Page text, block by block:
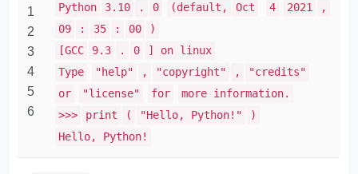
1
2
3
4
5
6
Python
3.10 . 0 (default, Oct 4 2021
,
09
: 35 : 00
)
[GCC
9.3 . 0
] on linux
Type
"help" , "copyright" ,
"credits"
or
"license" for
more information.
>>>
print ( "Hello, Python!"
)
Hello, Python!